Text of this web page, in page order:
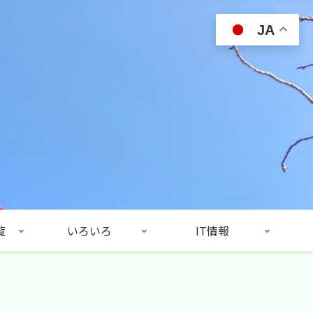
いろいろ IT情報
JA